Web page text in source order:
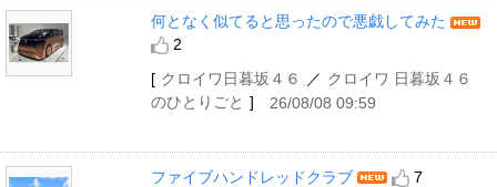
何となく似てると思ったので悪戯してみた
2
[ クロイワ日暮坂４６ ／ クロイワ 日暮坂４６
のひとりごと ] 26/08/08 09:59
ファイブハンドレッドクラブ
7